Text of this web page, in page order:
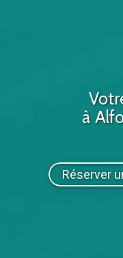
à
Réserver